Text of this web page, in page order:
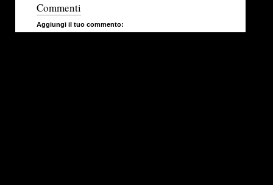
Commenti
Aggiungi il tuo commento: